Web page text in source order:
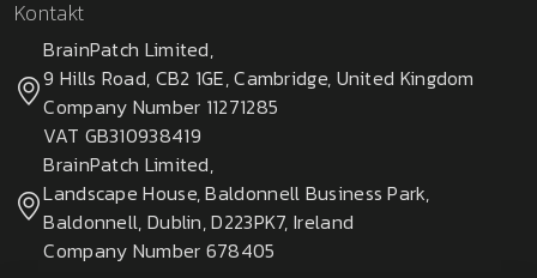
Kontakt
BrainPatch Limited,
9 Hills Road, CB2 1GE, Cambridge, United Kingdom
Company Number 11271285
VAT GB310938419
BrainPatch Limited,
Landscape House, Baldonnell Business Park,
Baldonnell, Dublin, D223PK7, Ireland
Company Number 678405